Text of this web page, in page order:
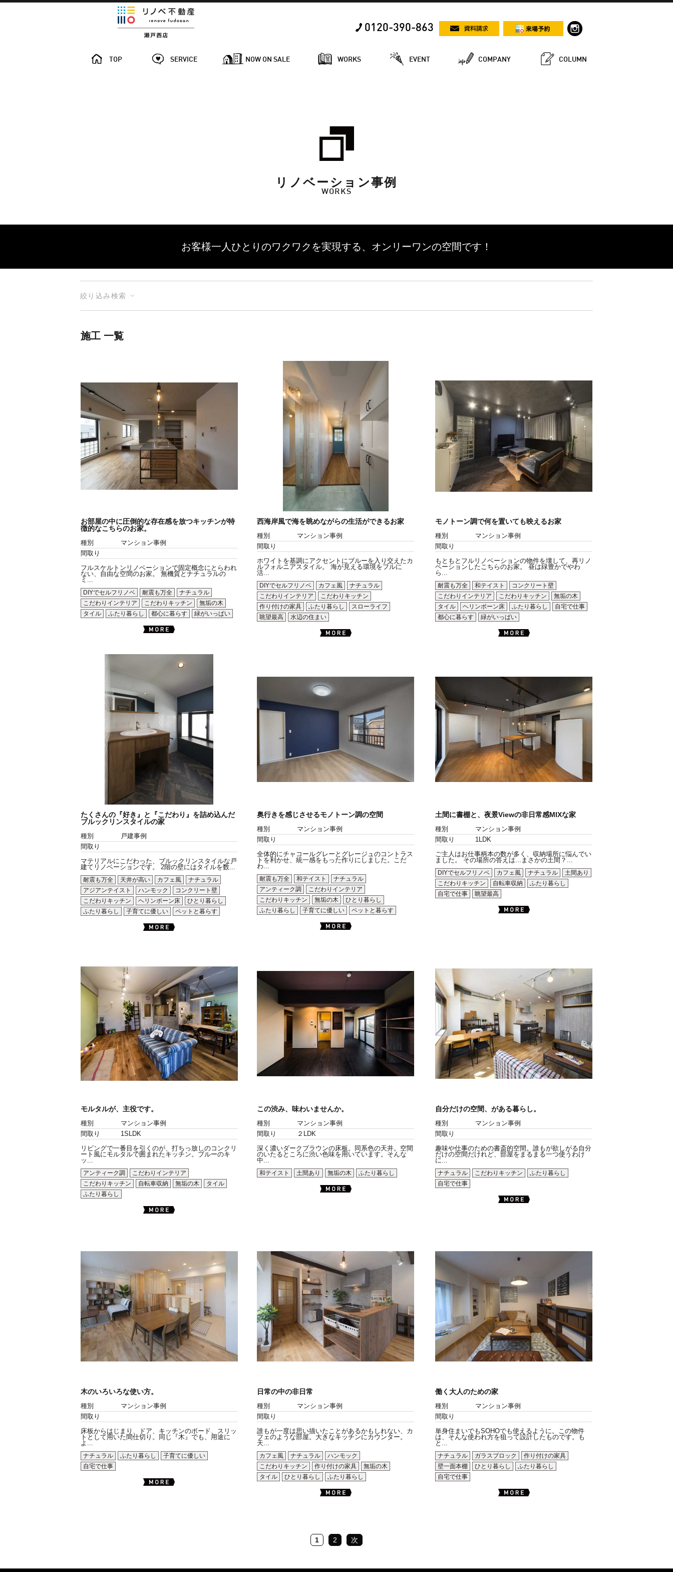
0120-390-863
TOP SERVICE NOW ON SALE WORKS EVENT COMPANY COLUMN
リノベーション事例
WORKS
お客様一人ひとりのワクワクを実現する、 オンリーワンの空間です！
絞り込み検索
施工 一覧
お部屋の中に圧倒的な存在感を放つキッチンが特
徴的なこちらのお家。
種別
マンション事例
間取り
フルスケルトンリノベーションで固定概念にとらわれ
ない、自由な空間のお家。 無機質とナチュラルの
ミ...
DIYでセルフリノベ
耐震も万全
ナチュラル
こだわりインテリア
こだわりキッチン
無垢の木
タイル
ふたり暮らし 都心に暮らす 緑がいっぱい
西海岸風で海を眺めながらの生活ができるお家
種別
マンション事例
間取り
ホワイトを基調にアクセントにブルーを入り交えたカ
ルフォルニアスタイル。 海が見える環境をフルに
活...
DIYでセルフリノベ
カフェ風
ナチュラル
こだわりインテリア
こだわりキッチン
作り付けの家具
ふたり暮らし
スローライフ
眺望最高
水辺の住まい
モノトーン調で何を置いても映えるお家
種別
マンション事例
間取り
もともとフルリノベーションの物件を壊して、再リノ
ベーションしたこちらのお家。 昼は緑豊かでやわ
ら...
耐震も万全
和テイスト
コンクリート壁
こだわりインテリア
こだわりキッチン
無垢の木
タイル
ヘリンボーン床 ふたり暮らし
自宅で仕事
都心に暮らす
緑がいっぱい
たくさんの『好き』と『こだわり』を詰め込んだ
ブルックリンスタイルの家
種別
戸建事例
間取り
マテリアルにこだわった、ブルックリンスタイルな戸
建てリノベーションです。 2階の壁にはタイルを数...
耐震も万全
天井が高い カフェ風
ナチュラル
アジアンテイスト
ハンモック
コンクリート壁
こだわりキッチン
ヘリンボーン床
ひとり暮らし
ふたり暮らし
子育てに優しい ペットと暮らす
奥行きを感じさせるモノトーン調の空間
種別
マンション事例
間取り
全体的にチャコールグレーとグレージュのコントラス
トを利かせ、統一感をもった作りにしました。こだ
わ...
耐震も万全
和テイスト
ナチュラル
アンティーク調
こだわりインテリア
こだわりキッチン
無垢の木
ひとり暮らし
ふたり暮らし
子育てに優しい ペットと暮らす
土間に書棚と、夜景Viewの非日常感MIXな家
種別
マンション事例
間取り
1LDK
ご主人はお仕事柄本の数が多く、収納場所に悩んでい
ました。 その場所の答えは...まさかの土間？...
DIYでセルフリノベ
カフェ風 ナチュラル
土間あり
こだわりキッチン
自転車収納
ふたり暮らし
自宅で仕事
眺望最高
モルタルが、主役です。
種別
マンション事例
間取り
1SLDK
リビングで一番目を引くのが、打ちっ放しのコンクリ
ート風にモルタルで囲まれたキッチン。ブルーのキ
ッ...
アンティーク調
こだわりインテリア
こだわりキッチン
自転車収納 無垢の木
タイル
ふたり暮らし
この渋み、味わいませんか。
種別
マンション事例
間取り
２LDK
深く濃いダークブラウンの床板。同系色の天井。空間
のいたるところに渋い色味を用いています。そんな
中...
和テイスト
土間あり 無垢の木 ふたり暮らし
自分だけの空間、がある暮らし。
種別
マンション事例
間取り
趣味や仕事のための書斎的空間。誰もが欲しがる自分
だけの空間だけれど、部屋をまるまる一つ使うわけ
に...
ナチュラル
こだわりキッチン
ふたり暮らし
自宅で仕事
木のいろいろな使い方。
種別
マンション事例
間取り
床板からはじまり、ドア、キッチンのボード、スリッ
トとして用いた間仕切り。同じ『木』でも、用途に
よ...
ナチュラル
ふたり暮らし
子育てに優しい
自宅で仕事
日常の中の非日常
種別
マンション事例
間取り
誰もが一度は思い描いたことがあるかもしれない、カ
フェのような部屋。大きなキッチンにカウンター。
天...
カフェ風
ナチュラル
ハンモック
こだわりキッチン
作り付けの家具
無垢の木
タイル
ひとり暮らし ふたり暮らし
働く大人のための家
種別
マンション事例
間取り
単身住まいでもSOHOでも使えるように。この物件
は、そんな使われ方を狙って設計したものです。も
と...
ナチュラル
ガラスブロック
作り付けの家具
壁一面本棚
ひとり暮らし
ふたり暮らし
自宅で仕事
1 2 次